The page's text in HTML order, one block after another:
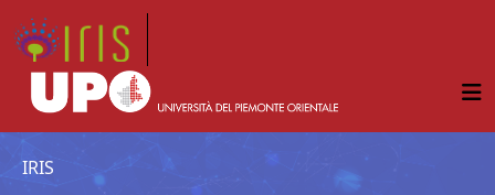
IRIS